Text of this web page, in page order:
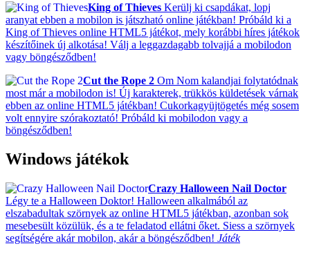
King of Thieves Kerülj ki csapdákat, lopj
aranyat ebben a mobilon is játszható online játékban! Próbáld ki a
King of Thieves online HTML5 játékot, mely korábbi híres játékok
készítőinek új alkotása! Válj a leggazdagabb tolvajjá a mobilodon
vagy böngésződben!
Cut the Rope 2 Om Nom kalandjai folytatódnak
most már a mobilodon is! Új karakterek, trükkös küldetések várnak
ebben az online HTML5 játékban! Cukorkagyüjtögetés még sosem
volt ennyire szórakoztató! Próbáld ki mobilodon vagy a
böngésződben!
Windows játékok
Crazy Halloween Nail Doctor
Légy te a Halloween Doktor! Halloween alkalmából az
elszabadultak szörnyek az online HTML5 játékban, azonban sok
mesebesült közülük, és a te feladatod ellátni őket. Siess a szörnyek
segítségére akár mobilon, akár a böngésződben! Játék